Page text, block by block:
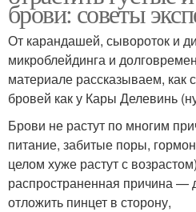
брови: советы
От карандашей, сывороток и
микроблейдинга и
материале рассказываем, как
бровей как у Кары Делевинь
Брови не растут по многим
питание, забитые поры,
целом хуже растут с
распространенная причина —
отложить пинцет в сторону,